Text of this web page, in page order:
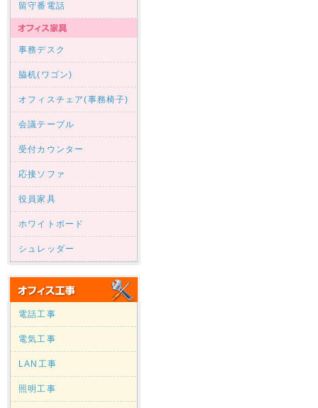
留守番電話
事務デスク
脇机(ワゴン)
オフィスチェア(事務椅子)
会議テーブル
受付カウンター
応接ソファ
役員家具
ホワイトボード
シュレッダー
電話工事
電気工事
LAN工事
照明工事